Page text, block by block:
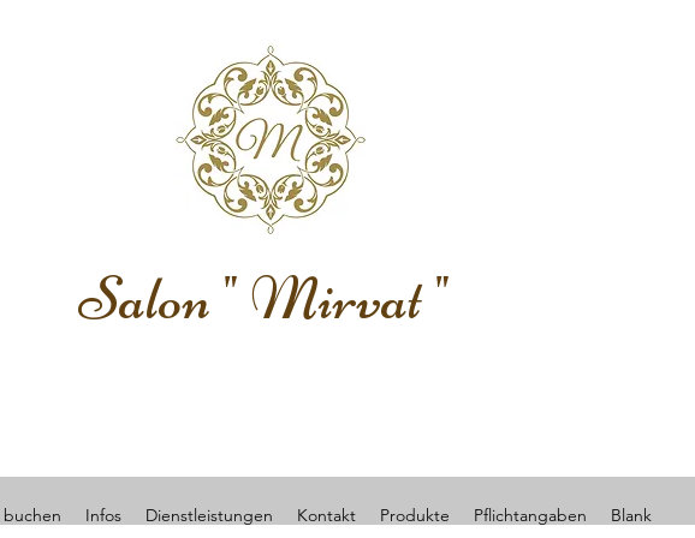
Salon " Mirvat "
Infos Dienstleistungen Kontakt Produkte Pflichtangaben Blank